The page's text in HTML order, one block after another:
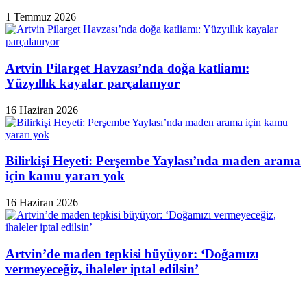
1 Temmuz 2026
Artvin Pilarget Havzası’nda doğa katliamı:
Yüzyıllık kayalar parçalanıyor
16 Haziran 2026
Bilirkişi Heyeti: Perşembe Yaylası’nda maden arama
için kamu yararı yok
16 Haziran 2026
Artvin’de maden tepkisi büyüyor: ‘Doğamızı
vermeyeceğiz, ihaleler iptal edilsin’